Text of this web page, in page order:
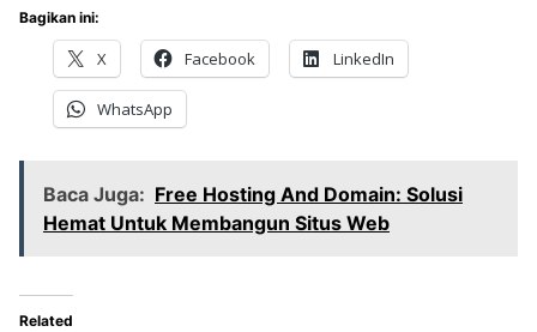
Bagikan ini:
X Facebook LinkedIn
WhatsApp
Baca Juga: Free Hosting And Domain: Solusi
Hemat Untuk Membangun Situs Web
Related